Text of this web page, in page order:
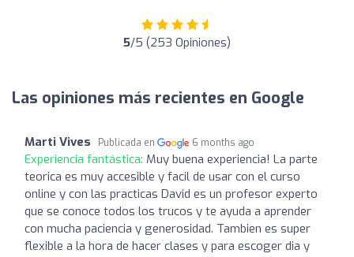
5/5 (253 Opiniones)
Las opiniones más recientes en Google
Marti Vives Publicada en 6 months ago
Experiencia fantástica: Muy buena experiencia! La parte
teorica es muy accesible y facil de usar con el curso
online y con las practicas David es un profesor experto
que se conoce todos los trucos y te ayuda a aprender
con mucha paciencia y generosidad. Tambien es super
flexible a la hora de hacer clases y para escoger dia y